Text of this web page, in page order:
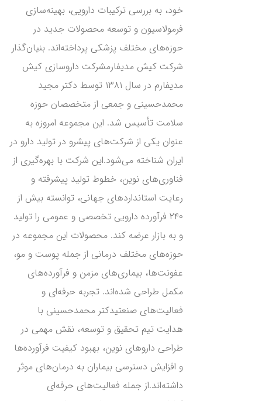
خود، به بررسی ترکیبات دارویی، بهینه‌سازی
فرمولاسیون و توسعه محصولات جدید در
حوزه‌های مختلف پزشکی پرداخته‌اند. بنیان‌گذار
شرکت کیش مدیفارمشرکت داروسازی کیش
مدیفارم در سال ۱۳۸۱ توسط دکتر مجید
محمدحسینی و جمعی از متخصصان حوزه
سلامت تأسیس شد. این مجموعه امروزه به
عنوان یکی از شرکت‌های پیشرو در تولید دارو در
ایران شناخته می‌شود.این شرکت با بهره‌گیری از
فناوری‌های نوین، خطوط تولید پیشرفته و
رعایت استانداردهای جهانی، توانسته بیش از
۲۴۰ فرآورده دارویی تخصصی و عمومی را تولید
و به بازار عرضه کند. محصولات این مجموعه در
حوزه‌های مختلف درمانی از جمله پوست و مو،
عفونت‌ها، بیماری‌های مزمن و فرآورده‌های
مکمل طراحی شده‌اند. تجربه حرفه‌ای و
فعالیت‌های صنعتیدکتر محمدحسینی با
هدایت تیم تحقیق و توسعه، نقش مهمی در
طراحی داروهای نوین، بهبود کیفیت فرآورده‌ها
و افزایش دسترسی بیماران به درمان‌های موثر
داشته‌اند.از جمله فعالیت‌های حرفه‌ای